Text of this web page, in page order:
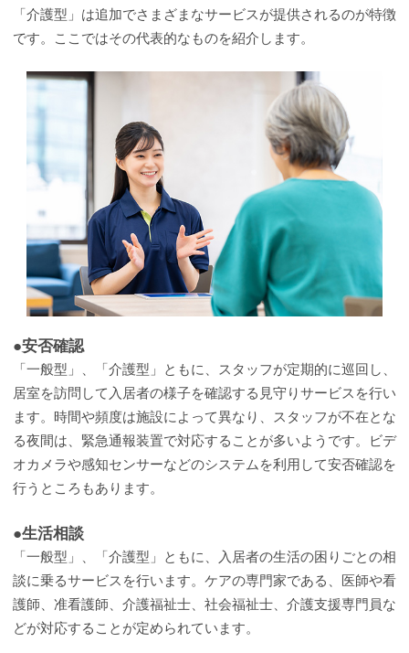
「介護型」は追加でさまざまなサービスが提供されるのが特徴
です。ここではその代表的なものを紹介します。
●安否確認
「一般型」、「介護型」ともに、スタッフが定期的に巡回し、
居室を訪問して入居者の様子を確認する見守りサービスを行い
ます。時間や頻度は施設によって異なり、スタッフが不在とな
る夜間は、緊急通報装置で対応することが多いようです。ビデ
オカメラや感知センサーなどのシステムを利用して安否確認を
行うところもあります。
●生活相談
「一般型」、「介護型」ともに、入居者の生活の困りごとの相
談に乗るサービスを行います。ケアの専門家である、医師や看
護師、准看護師、介護福祉士、社会福祉士、介護支援専門員な
どが対応することが定められています。